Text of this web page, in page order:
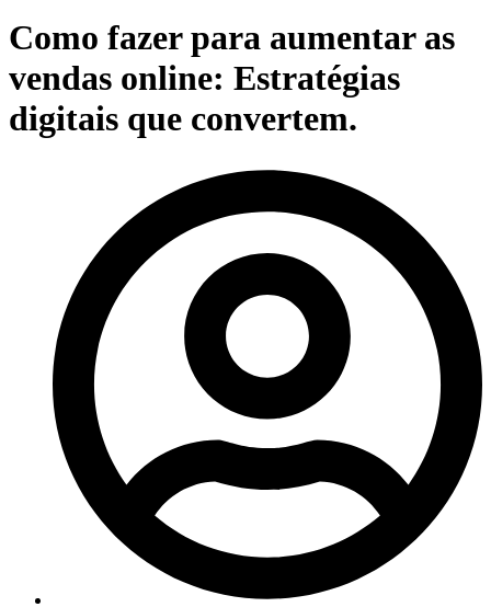
Como fazer para aumentar as
vendas online: Estratégias
digitais que convertem.